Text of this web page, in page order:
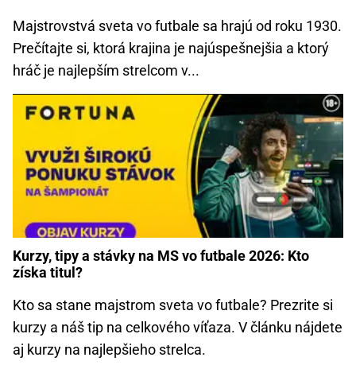
Majstrovstvá sveta vo futbale sa hrajú od roku 1930.
Prečítajte si, ktorá krajina je najúspešnejšia a ktorý
hráč je najlepším strelcom v...
Kurzy, tipy a stávky na MS vo futbale 2026: Kto
získa titul?
Kto sa stane majstrom sveta vo futbale? Prezrite si
kurzy a náš tip na celkového víťaza. V článku nájdete
aj kurzy na najlepšieho strelca.